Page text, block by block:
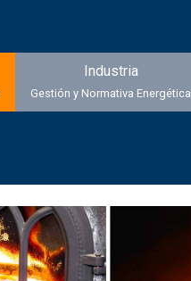
Industria
Gestión y Normativa Energética